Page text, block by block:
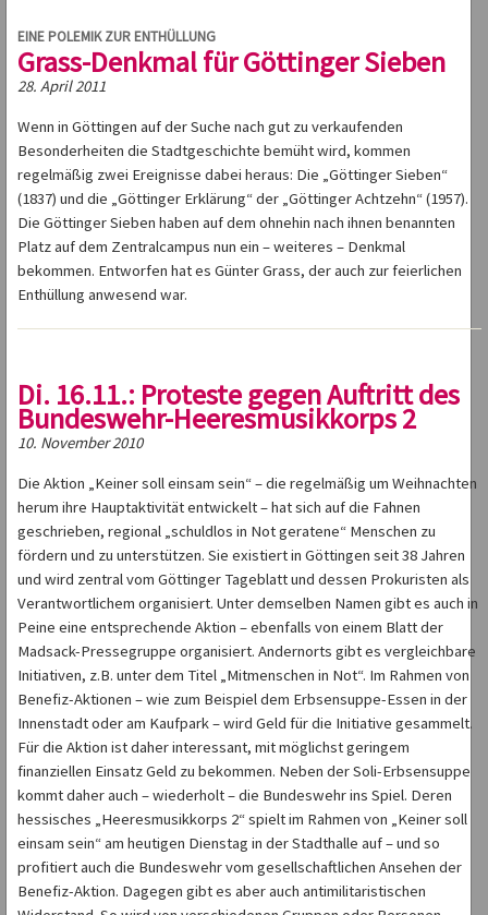
EINE POLEMIK ZUR ENTHÜLLUNG
Grass-Denkmal für Göttinger Sieben
28. April 2011
Wenn in Göttingen auf der Suche nach gut zu verkaufenden
Besonderheiten die Stadtgeschichte bemüht wird, kommen
regelmäßig zwei Ereignisse dabei heraus: Die „Göttinger Sieben“
(1837) und die „Göttinger Erklärung“ der „Göttinger Achtzehn“ (1957).
Die Göttinger Sieben haben auf dem ohnehin nach ihnen benannten
Platz auf dem Zentralcampus nun ein – weiteres – Denkmal
bekommen. Entworfen hat es Günter Grass, der auch zur feierlichen
Enthüllung anwesend war.
Di. 16.11.: Proteste gegen Auftritt des
Bundeswehr-Heeresmusikkorps 2
10. November 2010
Die Aktion „Keiner soll einsam sein“ – die regelmäßig um Weihnachten
herum ihre Hauptaktivität entwickelt – hat sich auf die Fahnen
geschrieben, regional „schuldlos in Not geratene“ Menschen zu
fördern und zu unterstützen. Sie existiert in Göttingen seit 38 Jahren
und wird zentral vom Göttinger Tageblatt und dessen Prokuristen als
Verantwortlichem organisiert. Unter demselben Namen gibt es auch in
Peine eine entsprechende Aktion – ebenfalls von einem Blatt der
Madsack-Pressegruppe organisiert. Andernorts gibt es vergleichbare
Initiativen, z.B. unter dem Titel „Mitmenschen in Not“. Im Rahmen von
Benefiz-Aktionen – wie zum Beispiel dem Erbsensuppe-Essen in der
Innenstadt oder am Kaufpark – wird Geld für die Initiative gesammelt.
Für die Aktion ist daher interessant, mit möglichst geringem
finanziellen Einsatz Geld zu bekommen. Neben der Soli-Erbsensuppe
kommt daher auch – wiederholt – die Bundeswehr ins Spiel. Deren
hessisches „Heeresmusikkorps 2“ spielt im Rahmen von „Keiner soll
einsam sein“ am heutigen Dienstag in der Stadthalle auf – und so
profitiert auch die Bundeswehr vom gesellschaftlichen Ansehen der
Benefiz-Aktion. Dagegen gibt es aber auch antimilitaristischen